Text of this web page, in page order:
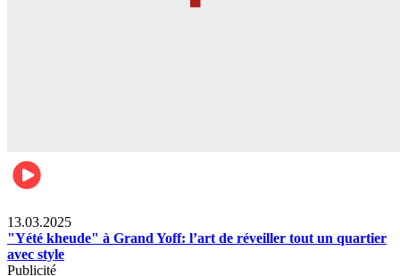
13.03.2025
"Yété kheude" à Grand Yoff: l’art de réveiller tout un quartier
avec style
Publicité